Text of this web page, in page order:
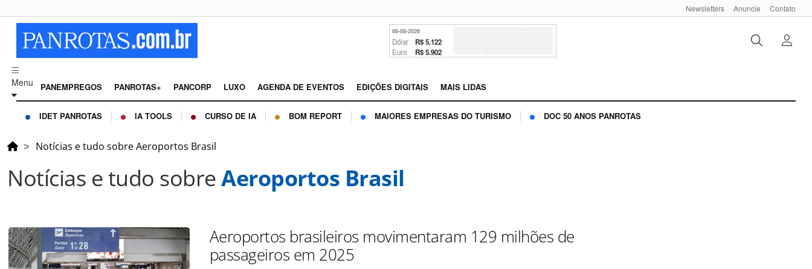
Newsletters Anuncie Contato
06-08-2026
Dólar R$ 5.122
Euro R$ 5.902
Menu PANEMPREGOS PANROTAS+ PANCORP LUXO AGENDA DE EVENTOS EDIÇÕES DIGITAIS MAIS LIDAS
IDET PANROTAS IA TOOLS CURSO DE IA BOM REPORT MAIORES EMPRESAS DO TURISMO DOC 50 ANOS PANROTAS
Notícias e tudo sobre Aeroportos Brasil
Notícias e tudo sobreAeroportos Brasil
Aeroportos brasileiros movimentaram 129 milhões de
passageiros em 2025